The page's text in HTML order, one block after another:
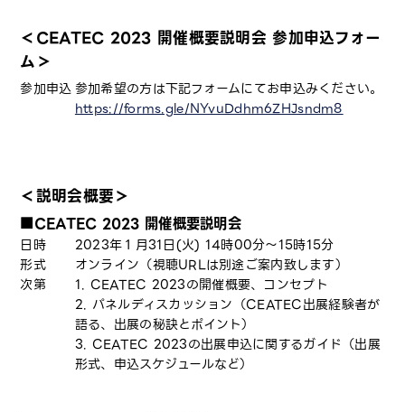
＜CEATEC 2023 開催概要説明会 参加申込フォー
ム＞
参加申込 参加希望の方は下記フォームにてお申込みください。
https://forms.gle/NYvuDdhm6ZHJsndm8
＜説明会概要＞
■CEATEC 2023 開催概要説明会
日時
2023年１月31日(火) 14時00分～15時15分
形式
オンライン（視聴URLは別途ご案内致します）
次第
1. CEATEC 2023の開催概要、コンセプト
2. パネルディスカッション（CEATEC出展経験者が
語る、出展の秘訣とポイント）
3. CEATEC 2023の出展申込に関するガイド（出展
形式、申込スケジュールなど）